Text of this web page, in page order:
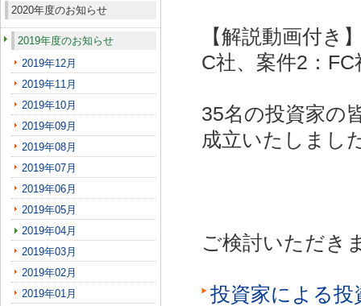
2020年度のお知らせ
2019年度のお知らせ
2019年12月
2019年11月
2019年10月
2019年09月
2019年08月
2019年07月
2019年06月
2019年05月
2019年04月
2019年03月
2019年02月
2019年01月
【解説動画付き
C社、案件2：FC
35名の投資家の
成立いたしまし
ご検討いただき
投資家による